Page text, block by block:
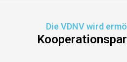
Die VDNV wird